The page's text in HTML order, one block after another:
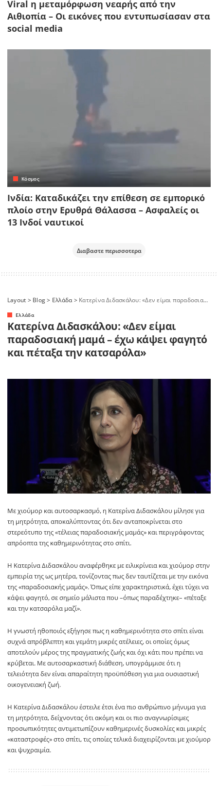
Viral η μεταμόρφωση νεαρής από την
Αιθιοπία – Οι εικόνες που εντυπωσίασαν στα
social media
Κόσμος
Ινδία: Καταδικάζει την επίθεση σε εμπορικό
πλοίο στην Ερυθρά Θάλασσα – Ασφαλείς οι
13 Ινδοί ναυτικοί
Διαβαστε περισσοτερα
Layout > Blog> Ελλάδα> Κατερίνα Διδασκάλου: «Δεν είμαι παραδοσιακή μαμά – έχω κάψει φαγητό και πέταξα την κατσαρόλα»
Ελλάδα
Κατερίνα Διδασκάλου: «Δεν είμαι
παραδοσιακή μαμά – έχω κάψει φαγητό
και πέταξα την κατσαρόλα»
Με χιούμορ και αυτοσαρκασμό, η Κατερίνα Διδασκάλου μίλησε για
τη μητρότητα, αποκαλύπτοντας ότι δεν ανταποκρίνεται στο
στερεότυπο της «τέλειας παραδοσιακής μαμάς» και περιγράφοντας
απρόοπτα της καθημερινότητας στο σπίτι.
Η Κατερίνα Διδασκάλουαναφέρθηκε με ειλικρίνεια και χιούμορ στην
εμπειρία της ως μητέρα, τονίζοντας πως δεν ταυτίζεται με την εικόνα
της «παραδοσιακής μαμάς». Όπως είπε χαρακτηριστικά, έχει τύχει να
κάψει φαγητό, σε σημείο μάλιστα που –όπως παραδέχτηκε– «πέταξε
και την κατσαρόλα μαζί».
Η γνωστή ηθοποιός εξήγησε πως η καθημερινότητα στο σπίτι είναι
συχνά απρόβλεπτη και γεμάτη μικρές ατέλειες, οι οποίες όμως
αποτελούν μέρος της πραγματικής ζωής και όχι κάτι που πρέπει να
κρύβεται. Με αυτοσαρκαστική διάθεση, υπογράμμισε ότι η
τελειότητα δεν είναι απαραίτητη προϋπόθεση για μια ουσιαστική
οικογενειακή ζωή.
Η Κατερίνα Διδασκάλουέστειλε έτσι ένα πιο ανθρώπινο μήνυμα για
τη μητρότητα, δείχνοντας ότι ακόμη και οι πιο αναγνωρίσιμες
προσωπικότητες αντιμετωπίζουν καθημερινές δυσκολίες και μικρές
«καταστροφές» στο σπίτι, τις οποίες τελικά διαχειρίζονται με χιούμορ
και ψυχραιμία.